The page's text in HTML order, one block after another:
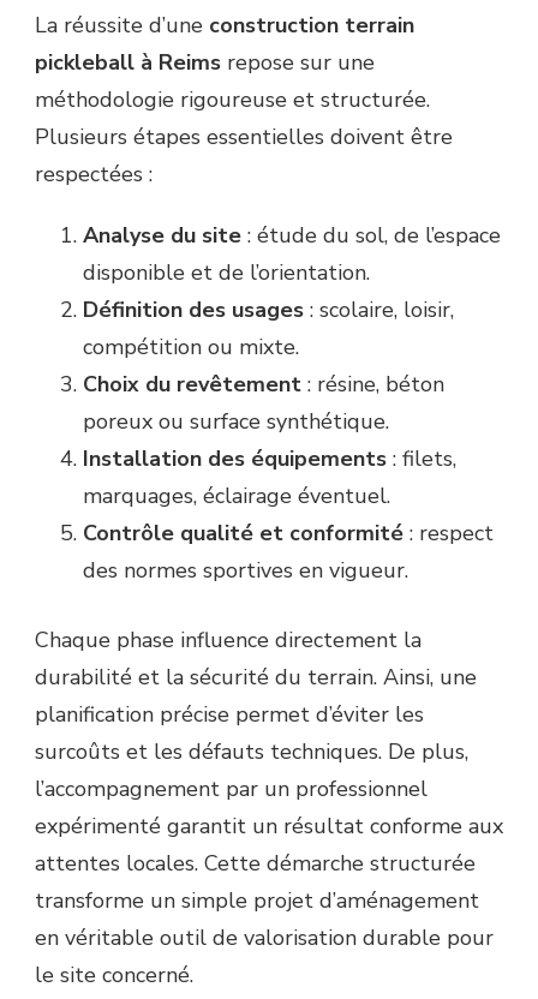
La réussite d’une construction terrain
pickleball à Reims repose sur une
méthodologie rigoureuse et structurée.
Plusieurs étapes essentielles doivent être
respectées :
Analyse du site : étude du sol, de l’espace
disponible et de l’orientation.
Définition des usages : scolaire, loisir,
compétition ou mixte.
Choix du revêtement : résine, béton
poreux ou surface synthétique.
Installation des équipements : filets,
marquages, éclairage éventuel.
Contrôle qualité et conformité : respect
des normes sportives en vigueur.
Chaque phase influence directement la
durabilité et la sécurité du terrain. Ainsi, une
planification précise permet d’éviter les
surcoûts et les défauts techniques. De plus,
l’accompagnement par un professionnel
expérimenté garantit un résultat conforme aux
attentes locales. Cette démarche structurée
transforme un simple projet d’aménagement
en véritable outil de valorisation durable pour
le site concerné.